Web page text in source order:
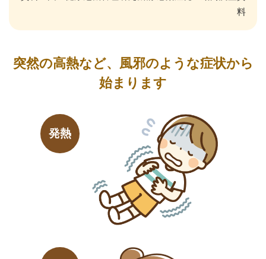
料
突然の高熱など、風邪のような症状から
始まります
発熱